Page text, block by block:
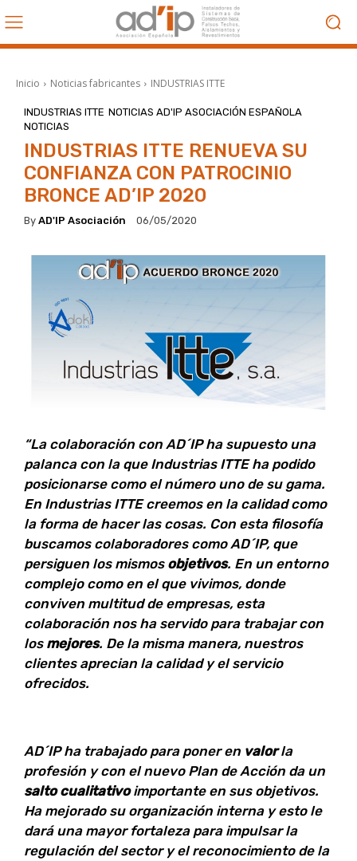
Inicio Noticias fabricantes INDUSTRIAS ITTE
INDUSTRIAS ITTE NOTICIAS AD'IP ASOCIACIÓN ESPAÑOLA
NOTICIAS
INDUSTRIAS ITTE RENUEVA SU
CONFIANZA CON PATROCINIO
BRONCE AD’IP 2020
By AD'IP Asociación 06/05/2020
“La colaboración con AD´IP ha supuesto una
palanca con la que Industrias ITTE ha podido
posicionarse como el número uno de su gama.
En Industrias ITTE creemos en la calidad como
la forma de hacer las cosas. Con esta filosofía
buscamos colaboradores como AD´IP, que
persiguen los mismosobjetivos. En un entorno
complejo como en el que vivimos, donde
conviven multitud de empresas, esta
colaboración nos ha servido para trabajar con
los mejores. De la misma manera, nuestros
clientes aprecian la calidad y el servicio
ofrecidos.
AD´IP ha trabajado para poner en valorla
profesión y con el nuevo Plan de Acción da un
salto cualitativoimportante en sus objetivos.
Ha mejorado su organización interna y esto le
dará una mayor fortaleza para impulsar la
regulación del sector y el reconocimiento de la